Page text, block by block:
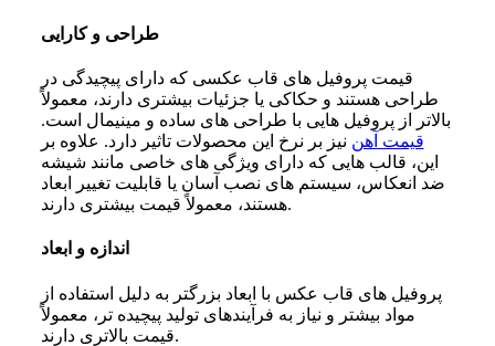
طراحی و کارایی
قیمت پروفیل های قاب عکسی که دارای پیچیدگی در
طراحی هستند و حکاکی یا جزئیات بیشتری دارند، معمولاً
بالاتر از پروفیل هایی با طراحی های ساده و مینیمال است.
قیمت آهن نیز بر نرخ این محصولات تاثیر دارد. علاوه بر
این، قالب ‌هایی که دارای ویژگی ‌های خاصی مانند شیشه
ضد انعکاس، سیستم‌ های نصب آسان یا قابلیت تغییر ابعاد
هستند، معمولاً قیمت بیشتری دارند.
اندازه و ابعاد
پروفیل ‌های قاب عکس با ابعاد بزرگتر به دلیل استفاده از
مواد بیشتر و نیاز به فرآیندهای تولید پیچیده‌ تر، معمولاً
قیمت بالاتری دارند.